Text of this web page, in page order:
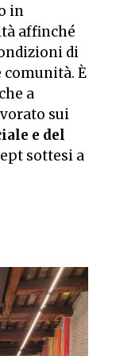
in
affinché
di
È
a
sui
e del
sottesi a